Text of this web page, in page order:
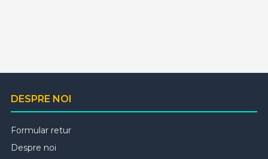
DESPRE NOI
Formular retur
Despre noi